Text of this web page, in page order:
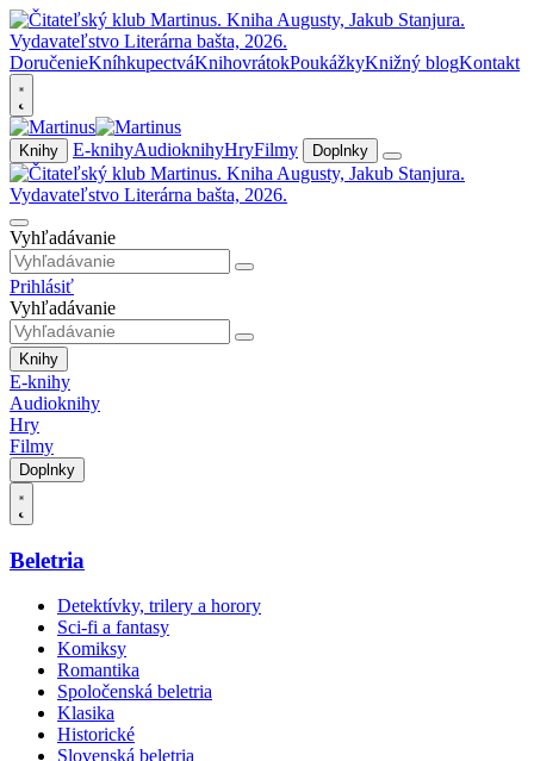
DoručenieKníhkupectváKnihovrátokPoukážkyKnižný blogKontakt
Knihy E-knihyAudioknihyHryFilmy Doplnky
Vyhľadávanie
Prihlásiť
Vyhľadávanie
Knihy
E-knihy
Audioknihy
Hry
Filmy
Doplnky
Beletria
Detektívky, trilery a horory
Sci-fi a fantasy
Komiksy
Romantika
Spoločenská beletria
Klasika
Historické
Slovenská beletria